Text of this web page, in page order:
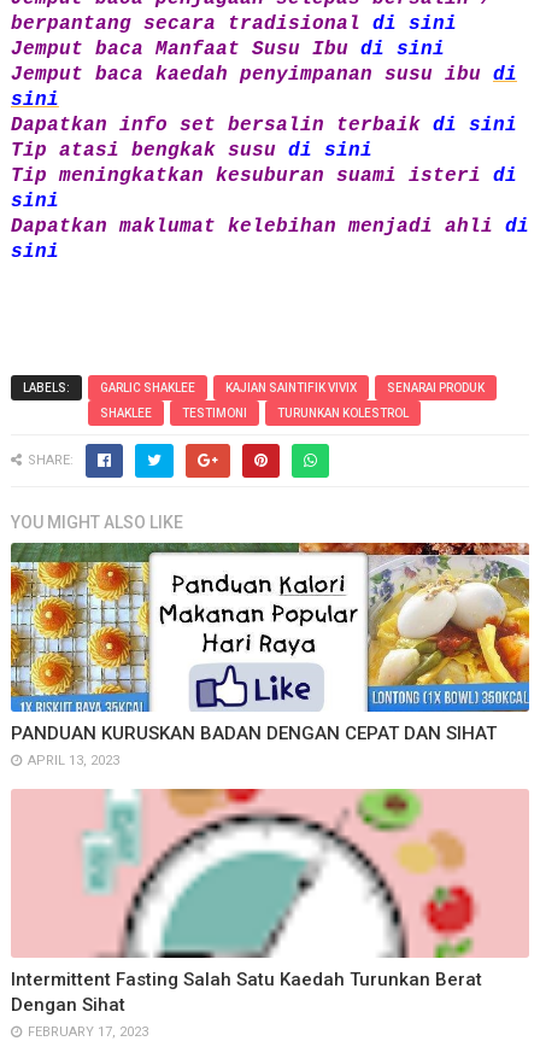
berpantang secara tradisional di sini
Jemput baca Manfaat Susu Ibu di sini
Jemput baca kaedah penyimpanan susu ibu di
sini
Dapatkan info set bersalin terbaik di sini
Tip atasi bengkak susu di sini
Tip meningkatkan kesuburan suami isteri di
sini
Dapatkan maklumat kelebihan menjadi ahlidi
sini
LABELS: GARLIC SHAKLEE KAJIAN SAINTIFIK VIVIX
SENARAI PRODUK
SHAKLEE
TESTIMONI TURUNKAN KOLESTROL
SHARE:
YOU MIGHT ALSO LIKE
PANDUAN KURUSKAN BADAN DENGAN CEPAT DAN SIHAT
APRIL 13, 2023
Intermittent Fasting Salah Satu Kaedah Turunkan Berat
Dengan Sihat
FEBRUARY 17, 2023